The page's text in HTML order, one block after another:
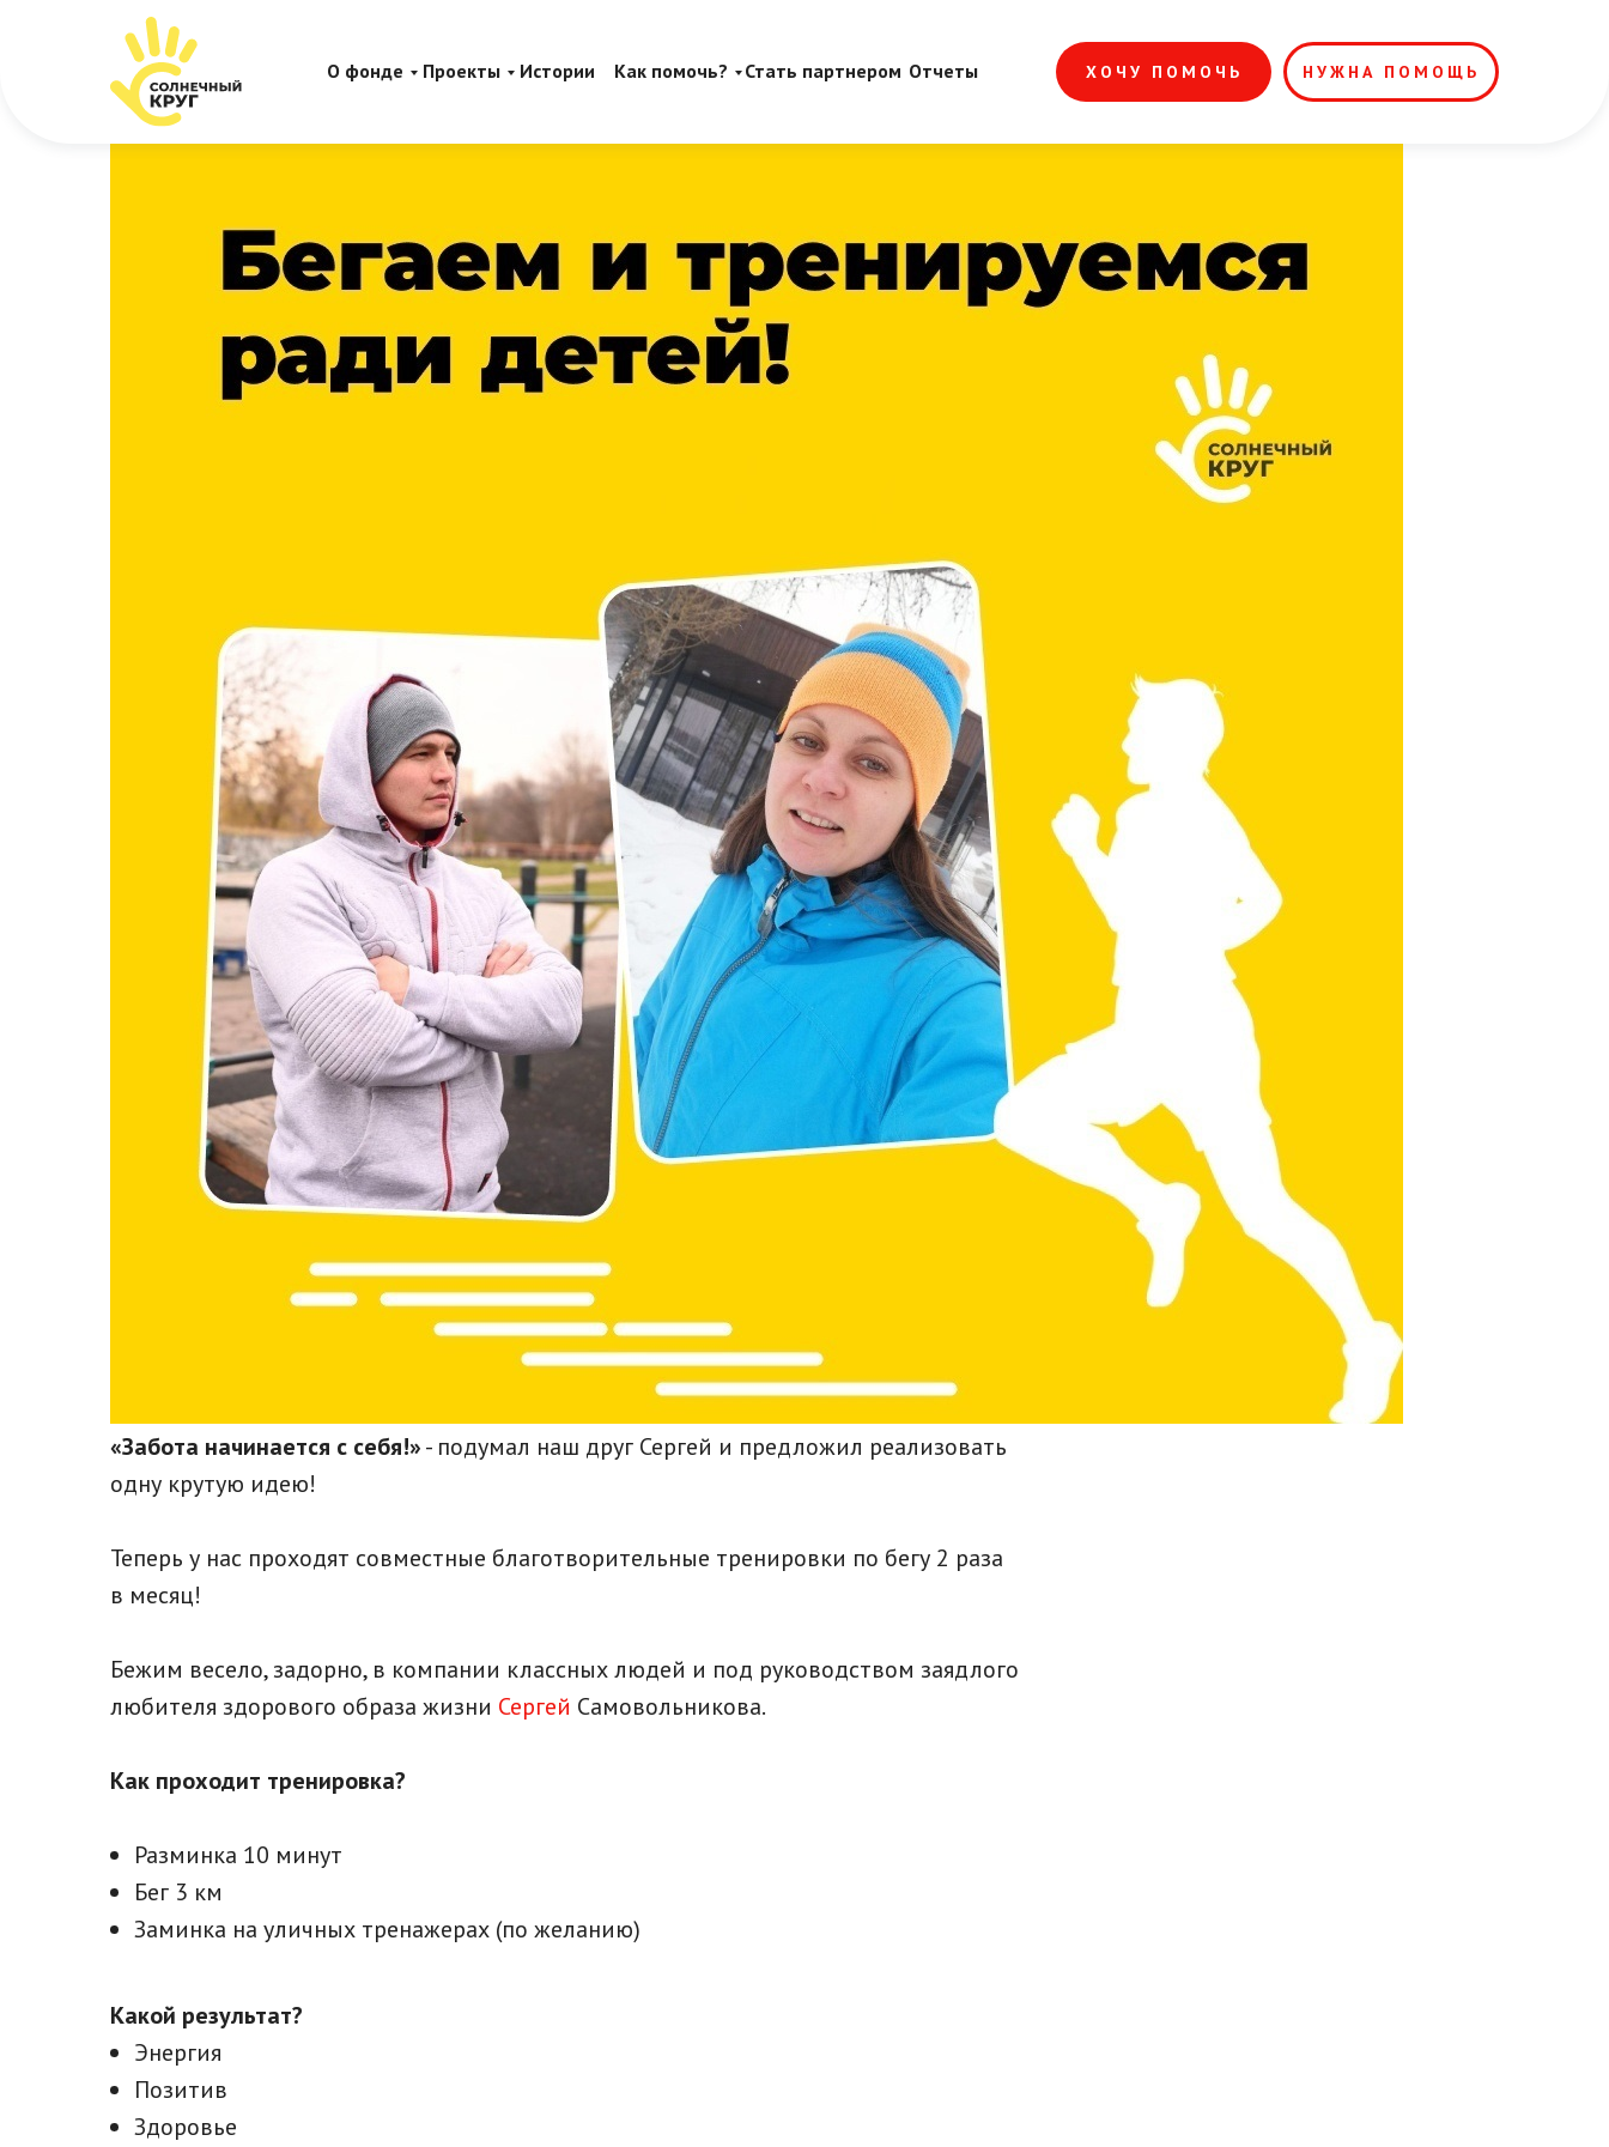
Отчеты
Стать партнером
Как помочь?
Истории
Проекты
О фонде НУЖНА ПОМОЩЬ
ХОЧУ ПОМОЧЬ
Благобег по субботам!
«Забота начинается с себя!»- подумал наш друг Сергей и предложил реализовать
одну крутую идею!
Теперь у нас проходят совместные благотворительные тренировки по бегу 2 раза
в месяц!
Бежим весело, задорно, в компании классных людей и под руководством заядлого
любителя здорового образа жизни Сергей Самовольникова.
Как проходит тренировка?
Разминка 10 минут
Бег 3 км
Заминка на уличных тренажерах (по желанию)
Какой результат?
Энергия
Позитив
Здоровье